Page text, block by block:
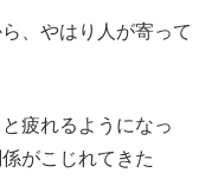
、やはり人が寄って
疲れるようになっ
がこじれてきた